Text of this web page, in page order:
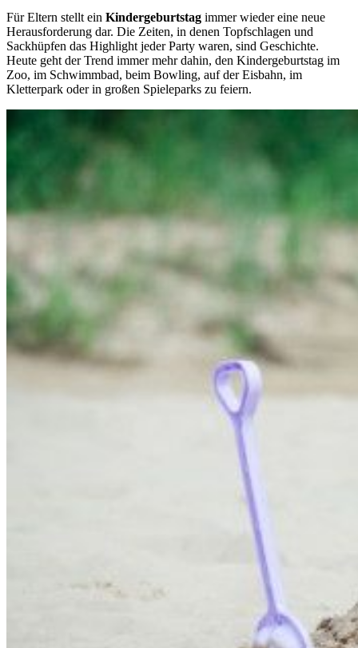
Für Eltern stellt ein Kindergeburtstag immer wieder eine neue
Herausforderung dar. Die Zeiten, in denen Topfschlagen und
Sackhüpfen das Highlight jeder Party waren, sind Geschichte.
Heute geht der Trend immer mehr dahin, den Kindergeburtstag im
Zoo, im Schwimmbad, beim Bowling, auf der Eisbahn, im
Kletterpark oder in großen Spieleparks zu feiern.